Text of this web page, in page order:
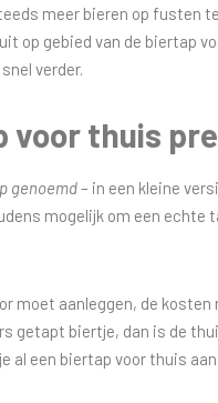
meer bieren op fusten
op gebied van de biertap
verder.
voor thuis
genoemd– in een kleine
mogelijk om een echte
moet aanleggen, de kosten
getapt biertje, dan is de
al een biertap voor thuis